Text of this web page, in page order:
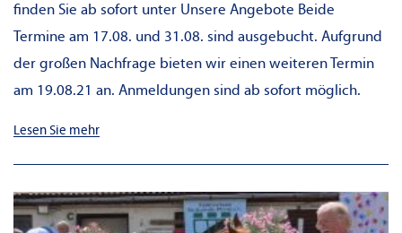
finden Sie ab sofort unter Unsere Angebote Beide
Termine am 17.08. und 31.08. sind ausgebucht. Aufgrund
der großen Nachfrage bieten wir einen weiteren Termin
am 19.08.21 an. Anmeldungen sind ab sofort möglich.
Lesen Sie mehr